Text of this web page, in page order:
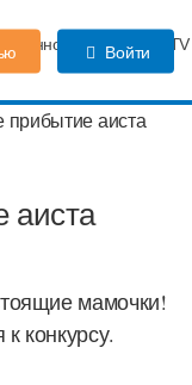
Форум
Войти
аиста
мамочки!
конкурсу.